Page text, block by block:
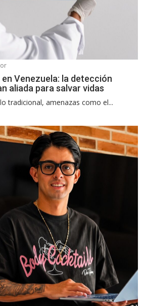
Venezuela: la detección
aliada para salvar vidas
tradicional, amenazas como el...